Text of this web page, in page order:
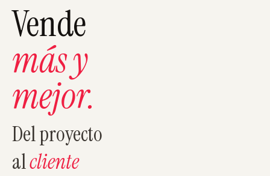
Vende
más y
mejor.
Del proyecto
alcliente